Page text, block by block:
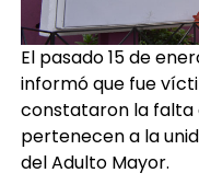
El pasado 15 de
informó que fue
constataron la falta
pertenecen a la
del Adulto Mayor.